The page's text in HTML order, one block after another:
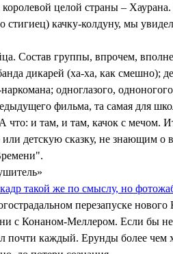
королевой целой страны –
качку-колдуну, мы
группы, впрочем,
дикарей (ха-ха, как
одноглазого,
фильма, та самая для
что: и там, и там, качок с
детскую сказку, не знающим о
такой же по смыслу, но
перезапуске
с Конаном-Меллером. Если бы
каждый. Ерунды более чем